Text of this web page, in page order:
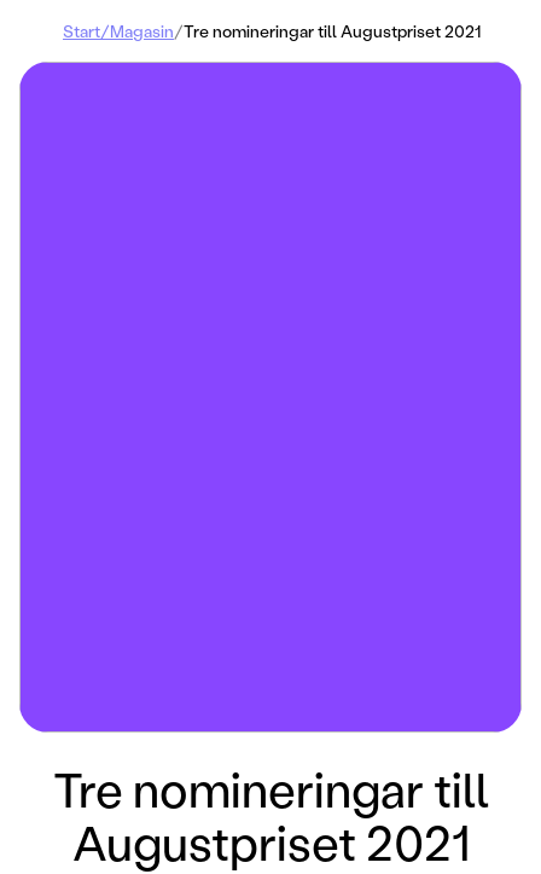
Start/Magasin/Tre nomineringar till Augustpriset 2021
Tre nomineringar till
Augustpriset 2021